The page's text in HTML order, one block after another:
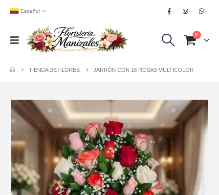
Español
0
TIENDA DE FLORES JARRÓN CON 18 ROSAS MULTICOLOR